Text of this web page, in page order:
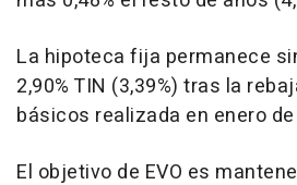
La hipoteca fija permanece
2,90% TIN (3,39%) tras la
básicos realizada en enero
El objetivo de EVO es